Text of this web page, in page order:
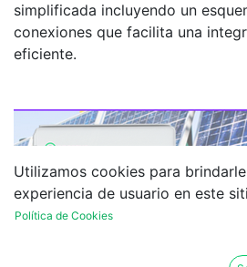
simplificada incluyendo un
conexiones que facilita una
eficiente.
Utilizamos cookies para
experiencia de usuario en este
Política de Cookies